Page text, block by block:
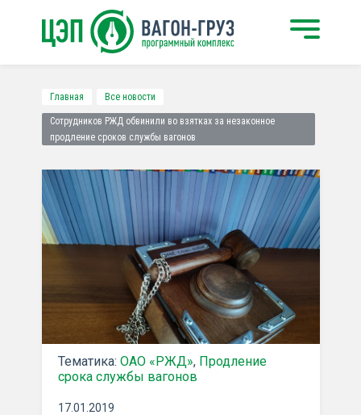
Главная Все новости
Сотрудников РЖД обвинили во взятках за незаконное
продление сроков службы вагонов
Тематика: ОАО «РЖД», Продление
срока службы вагонов
17.01.2019